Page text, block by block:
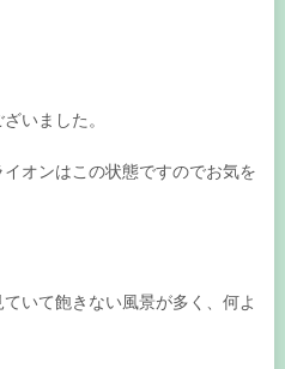
いました。
オンはこの状態ですのでお気を
いて飽きない風景が多く、何よ